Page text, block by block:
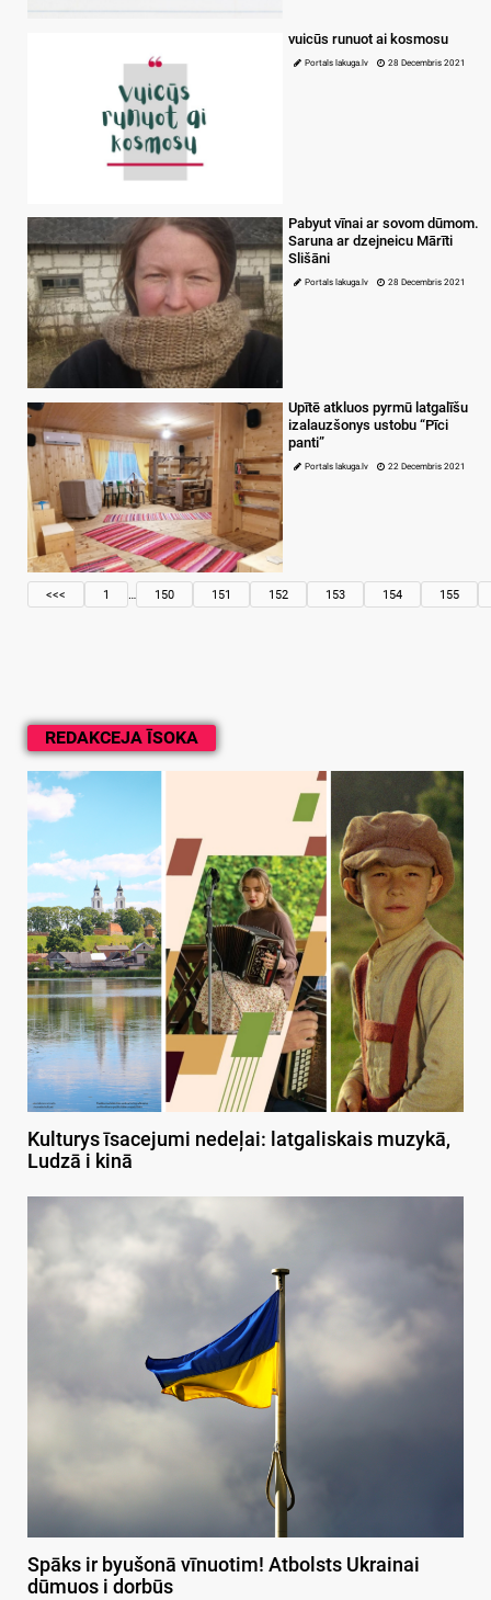
REDAKCEJA ĪSOKA
Kulturys īsacejumi nedeļai: latgaliskais muzykā,
Ludzā i kinā
Spāks ir byušonā vīnuotim! Atbolsts Ukrainai
dūmuos i dorbūs
vuicūs runuot ai kosmosu
Portals lakuga.lv 28 Decembris 2021
Pabyut vīnai ar sovom dūmom.
Saruna ar dzejneicu Mārīti
Slišāni
Portals lakuga.lv 28 Decembris 2021
Upītē atkluos pyrmū latgalīšu
izalauzšonys ustobu “Pīci
panti”
Portals lakuga.lv 22 Decembris 2021
<<< 1 150 151 152 153 154 155